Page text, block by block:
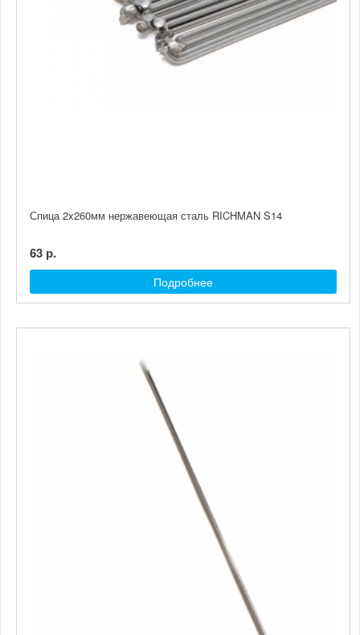
Спица 2x260мм нержавеющая сталь RICHMAN S14
63 р.
Подробнее